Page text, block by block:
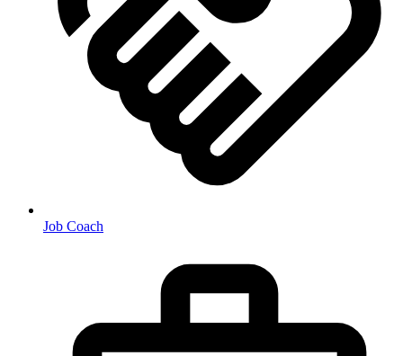
Job Coach